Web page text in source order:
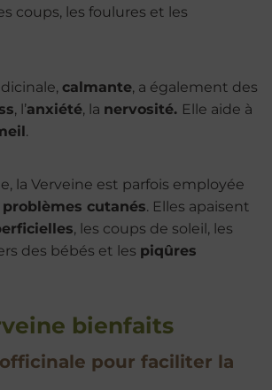
coups, les foulures et les
calmante, a également des
, l’anxiété, la nervosité. Elle aide à
.
la Verveine est parfois employée
problèmes cutanés. Elles apaisent
, les coups de soleil, les
des bébés et les piqûres
bienfaits
pour faciliter la